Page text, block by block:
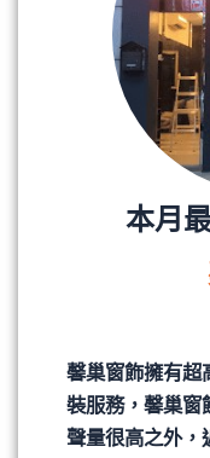
本月
馨巢窗飾擁有超
裝服務，馨巢窗
聲量很高之外，